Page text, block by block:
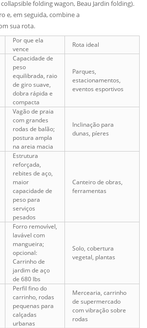
folding wagon, Beau Jardin folding).
e, em seguida, combine a
sua rota.
Por que ela
vence
Rota ideal
Capacidade de
peso
equilibrada, raio
de giro suave,
dobra rápida e
compacta
Parques,
estacionamentos,
eventos esportivos
Vagão de praia
com grandes
rodas de balão;
postura ampla
na areia macia
Inclinação para
dunas, píeres
Estrutura
reforçada,
rebites de aço,
maior
capacidade de
peso para
serviços
pesados
Canteiro de obras,
ferramentas
Forro removível,
lavável com
mangueira;
opcional:
Carrinho de
jardim de aço
de 680 lbs
Solo, cobertura
vegetal, plantas
Perfil fino do
carrinho, rodas
pequenas para
calçadas
urbanas
Mercearia, carrinho
de supermercado
com vibração sobre
rodas